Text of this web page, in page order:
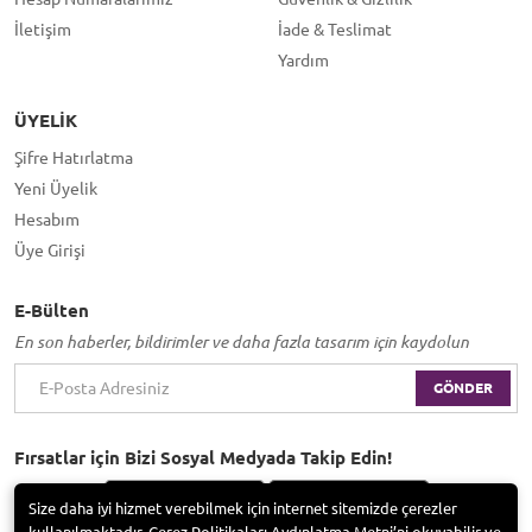
İletişim
İade & Teslimat
Yardım
ÜYELIK
Şifre Hatırlatma
Yeni Üyelik
Hesabım
Üye Girişi
E-Bülten
En son haberler, bildirimler ve daha fazla tasarım için kaydolun
GÖNDER
Fırsatlar için Bizi Sosyal Medyada Takip Edin!
Size daha iyi hizmet verebilmek için internet sitemizde çerezler